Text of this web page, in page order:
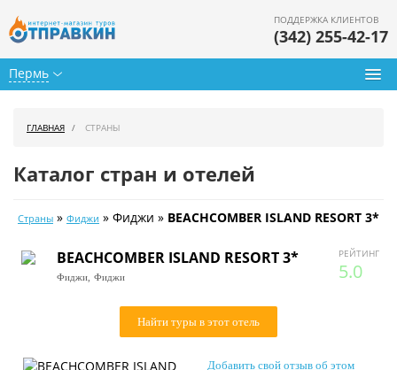
Пермь
ПОДДЕРЖКА КЛИЕНТОВ
(342) 255-42-17
Календарь туров
Цены дня
ГЛАВНАЯ СТРАНЫ
Каталог стран и отелей
Страны » Фиджи » Фиджи » BEACHCOMBER ISLAND RESORT 3*
РЕЙТИНГ
5.0
BEACHCOMBER ISLAND RESORT 3*
Фиджи, Фиджи
Найти туры в этот отель
Добавить свой отзыв об этом